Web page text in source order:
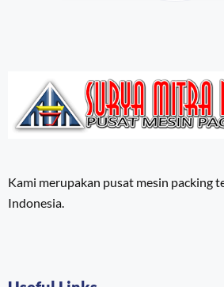
Kami merupakan pusat mesin packing
Indonesia.